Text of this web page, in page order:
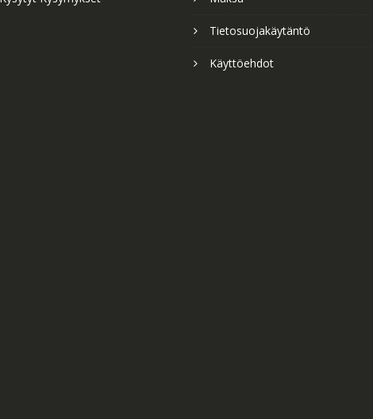
Tietosuojakäytäntö
Käyttöehdot